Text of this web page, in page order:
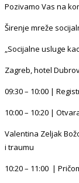
Pozivamo Vas na
Širenje mreže
„Socijalne usluge
Zagreb, hotel
09:30 – 10:00 |
10:00 – 10:20 |
Valentina Zeljak
i traumu
10:20 – 11:00 |